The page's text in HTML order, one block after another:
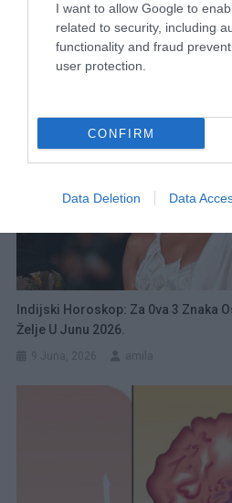
I want to allow Google to
related to security, including
functionality and fraud
user protection.
CONFIRM
Data Deletion Data
članaka
RELATED POSTS
Indijski Horoskop: Za 0va 3 Znaka
Želje U Junu 2026.